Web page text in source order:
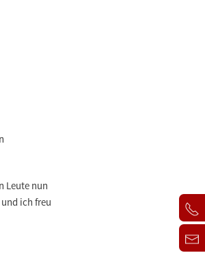
Leute nun
ich freu